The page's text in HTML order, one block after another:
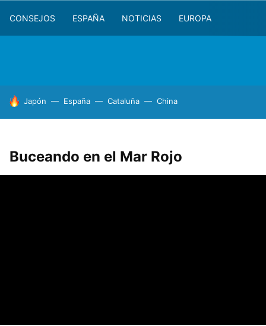
CONSEJOS ESPAÑA NOTICIAS EUROPA
HOY SE HABLA DE
Japón España Cataluña China
Buceando en el Mar Rojo